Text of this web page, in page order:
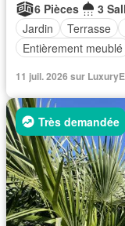
6 Pièces
3
Jardin
Terrasse
Entièrement meublé
11 juil. 2026 sur
Très demandée